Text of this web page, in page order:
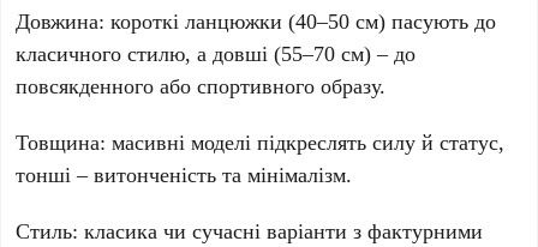
Довжина: короткі ланцюжки (40–50 см) пасують до
класичного стилю, а довші (55–70 см) – до
повсякденного або спортивного образу.
Товщина: масивні моделі підкреслять силу й статус,
тонші – витонченість та мінімалізм.
Стиль: класика чи сучасні варіанти з фактурними